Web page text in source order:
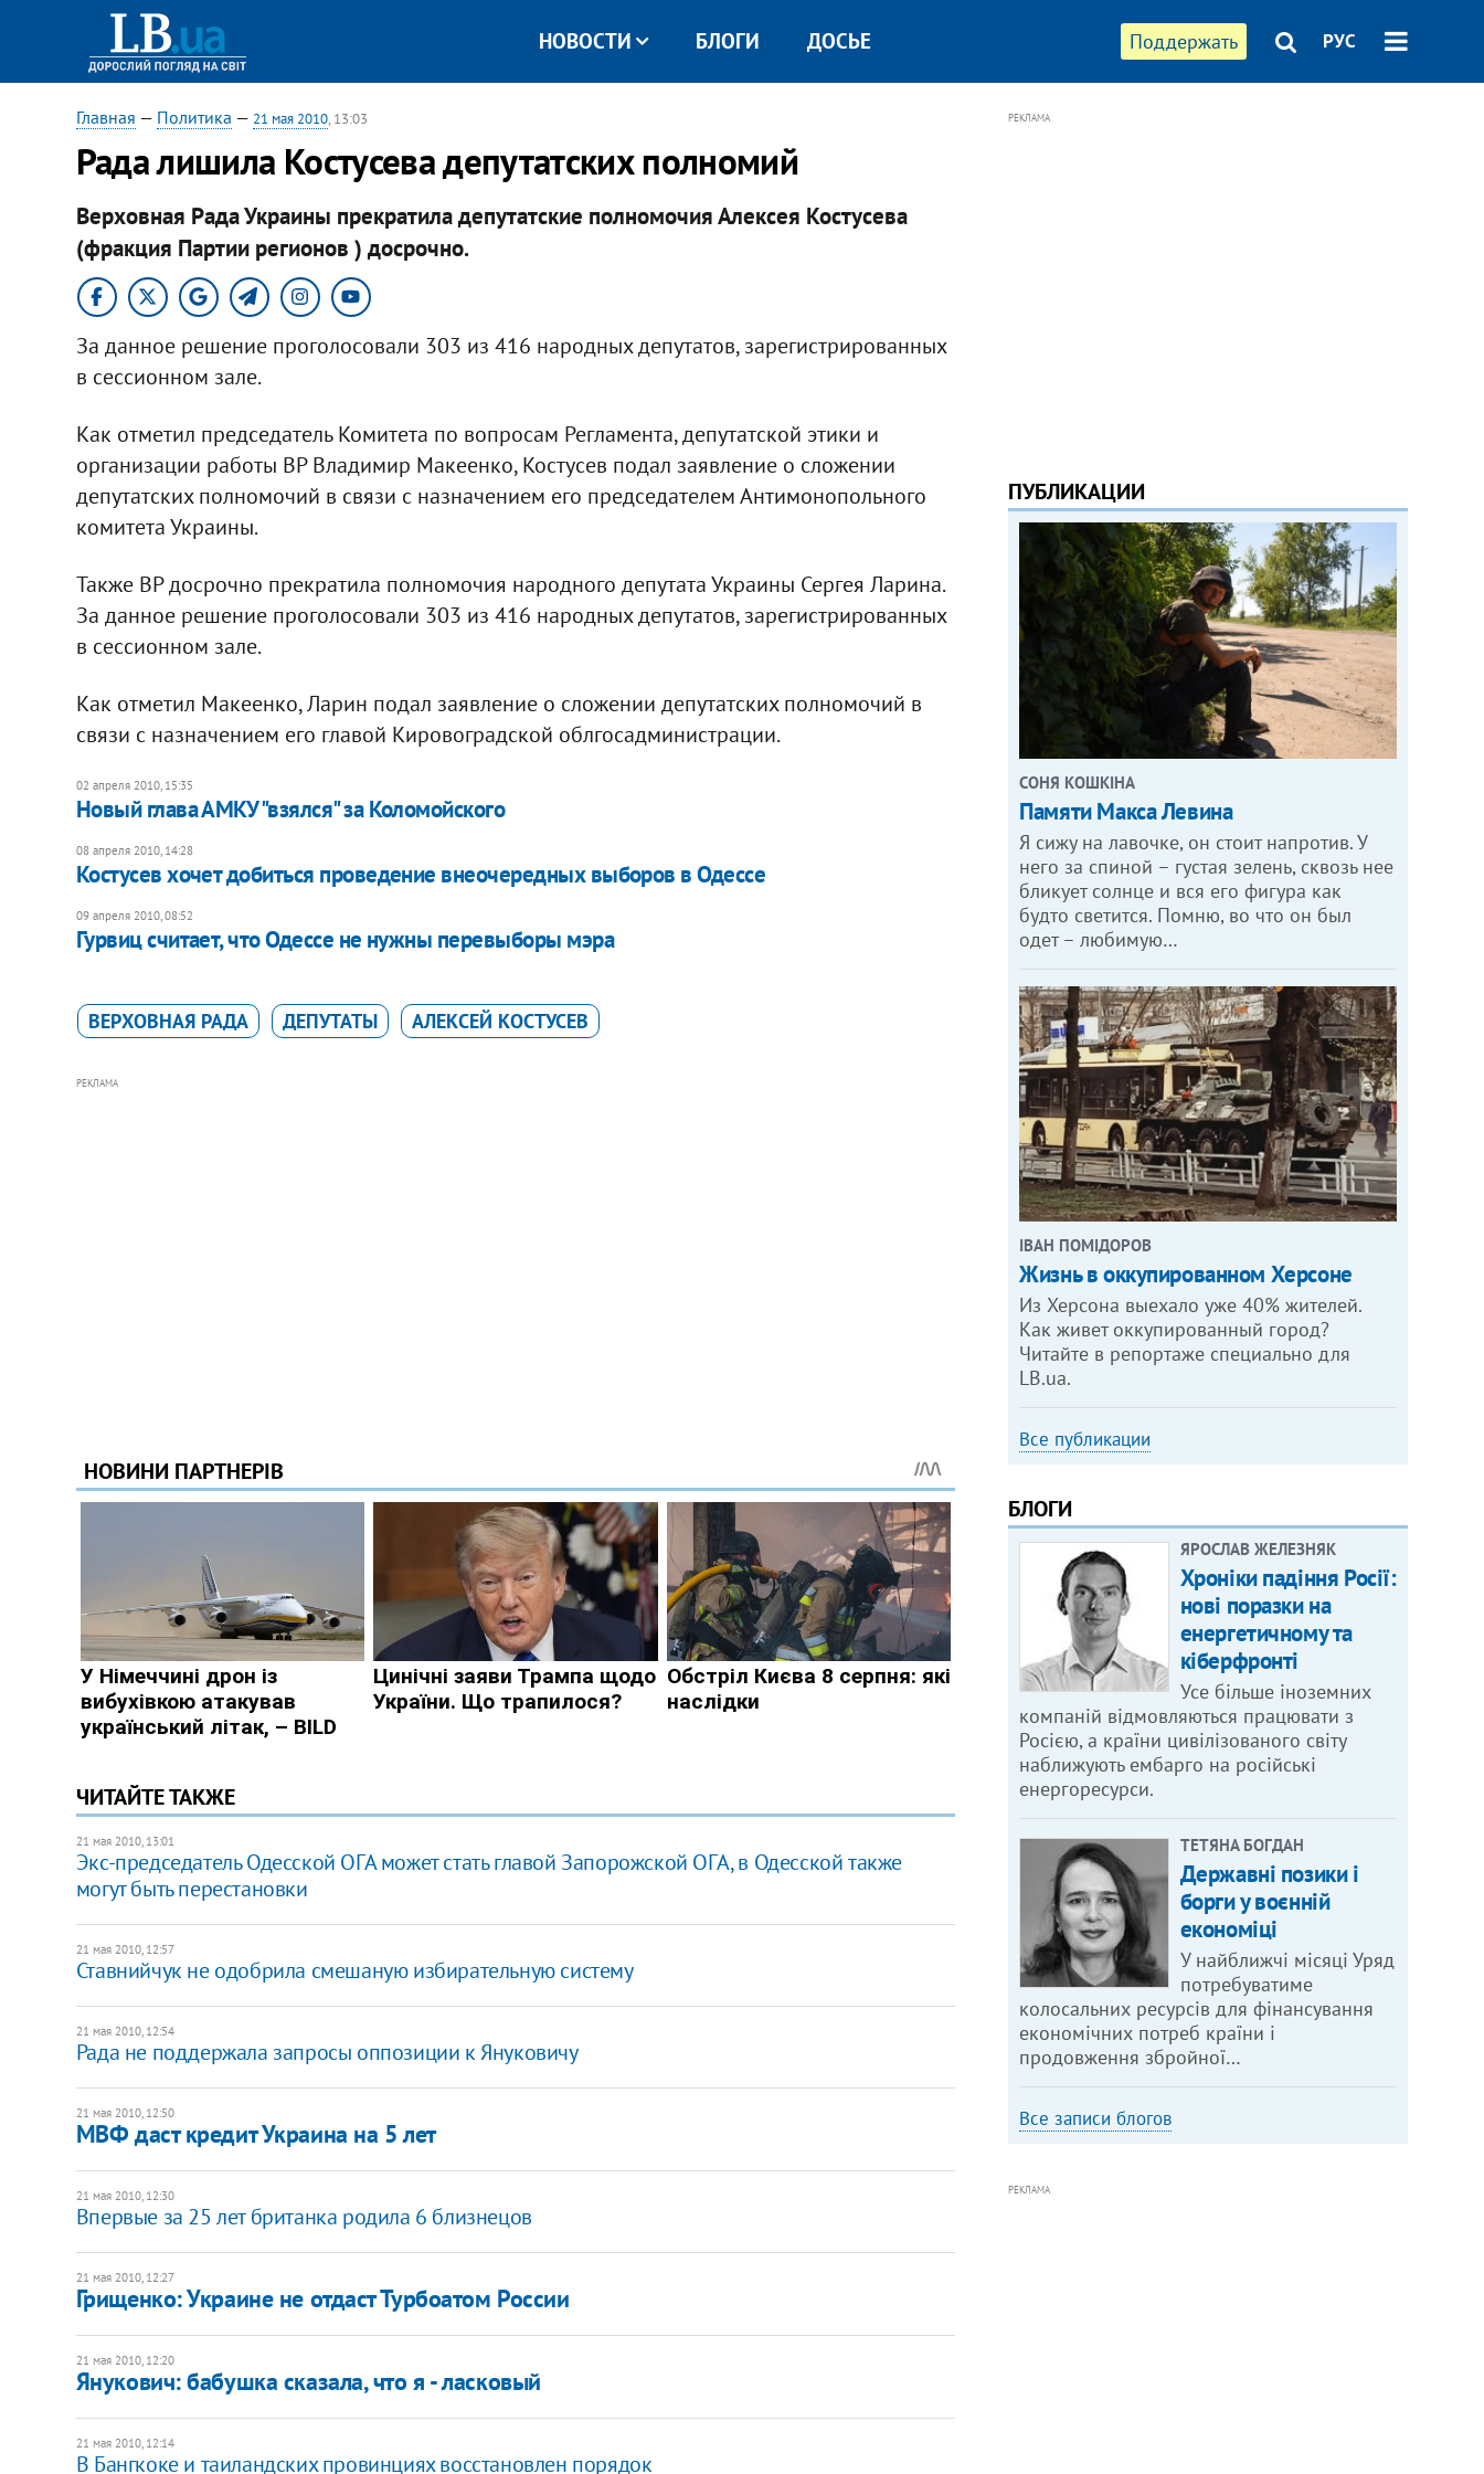
Поддержать РУС
НОВОСТИ БЛОГИ ДОСЬЕ
Главная — Политика — 21 мая 2010, 13:03
Рада лишила Костусева депутатских полномий
Верховная Рада Украины прекратила депутатские полномочия Алексея Костусева
(фракция Партии регионов ) досрочно.
За данное решение проголосовали 303 из 416 народных депутатов, зарегистрированных
в сессионном зале.
Как отметил председатель Комитета по вопросам Регламента, депутатской этики и
организации работы ВР Владимир Макеенко, Костусев подал заявление о сложении
депутатских полномочий в связи с назначением его председателем Антимонопольного
комитета Украины.
Также ВР досрочно прекратила полномочия народного депутата Украины Сергея Ларина.
За данное решение проголосовали 303 из 416 народных депутатов, зарегистрированных
в сессионном зале.
Как отметил Макеенко, Ларин подал заявление о сложении депутатских полномочий в
связи с назначением его главой Кировоградской облгосадминистрации.
02 апреля 2010, 15:35
Новый глава АМКУ "взялся" за Коломойского
08 апреля 2010, 14:28
Костусев хочет добиться проведение внеочередных выборов в Одессе
09 апреля 2010, 08:52
Гурвиц считает, что Одессе не нужны перевыборы мэра
ВЕРХОВНАЯ РАДА ДЕПУТАТЫ АЛЕКСЕЙ КОСТУСЕВ
РЕКЛАМА
ЧИТАЙТЕ ТАКЖЕ
21 мая 2010, 13:01
Экс-председатель Одесской ОГА может стать главой Запорожской ОГА, в Одесской также
могут быть перестановки
21 мая 2010, 12:57
Ставнийчук не одобрила смешаную избирательную систему
21 мая 2010, 12:54
Рада не поддержала запросы оппозиции к Януковичу
21 мая 2010, 12:50
МВФ даст кредит Украина на 5 лет
21 мая 2010, 12:30
Впервые за 25 лет британка родила 6 близнецов
21 мая 2010, 12:27
Грищенко: Украине не отдаст Турбоатом России
21 мая 2010, 12:20
Янукович: бабушка сказала, что я - ласковый
21 мая 2010, 12:14
В Бангкоке и таиландских провинциях восстановлен порядок
РЕКЛАМА
ПУБЛИКАЦИИ
СОНЯ КОШКІНА
Памяти Макса Левина
Я сижу на лавочке, он стоит напротив. У
него за спиной – густая зелень, сквозь нее
бликует солнце и вся его фигура как
будто светится. Помню, во что он был
одет – любимую…
ІВАН ПОМІДОРОВ
Жизнь в оккупированном Херсоне
Из Херсона выехало уже 40% жителей.
Как живет оккупированный город?
Читайте в репортаже специально для
LB.ua.
Все публикации
БЛОГИ
ЯРОСЛАВ ЖЕЛЕЗНЯК
Хроніки падіння Росії:
нові поразки на
енергетичному та
кіберфронті
Усе більше іноземних
компаній відмовляються працювати з
Росією, а країни цивілізованого світу
наближують ембарго на російські
енергоресурси.
ТЕТЯНА БОГДАН
Державні позики і
борги у воєнній
економіці
У найближчі місяці Уряд
потребуватиме
колосальних ресурсів для фінансування
економічних потреб країни і
продовження збройної…
Все записи блогов
РЕКЛАМА